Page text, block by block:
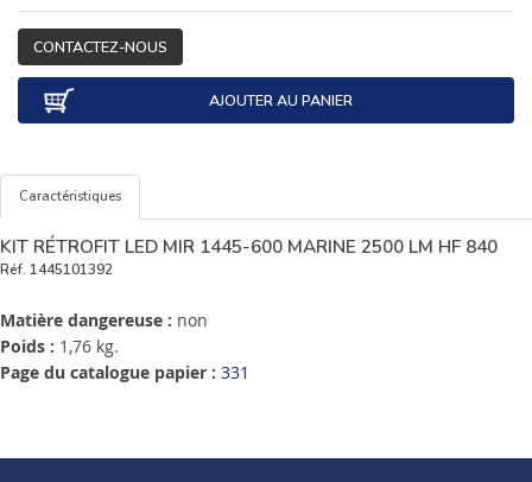
CONTACTEZ-NOUS
AJOUTER AU PANIER
Caractéristiques
KIT RÉTROFIT LED MIR 1445-600 MARINE 2500 LM HF 840
Réf. 1445101392
Matière dangereuse : non
Poids : 1,76 kg.
Page du catalogue papier : 331